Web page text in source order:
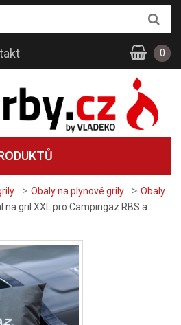
> Obaly na plynové grily > Obaly
na gril XXL pro Campingaz RBS a
0